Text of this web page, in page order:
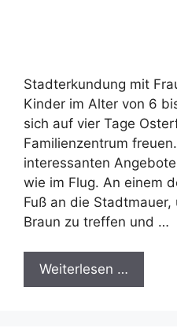
Stadterkundung mit
Kinder im Alter von 6
sich auf vier Tage
Familienzentrum
interessanten
wie im Flug. An einem
Fuß an die
Braun zu treffen und …
Weiterlesen …